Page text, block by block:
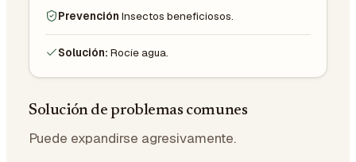
Prevención Insectos beneficiosos.
Solución: Rocíe agua.
Solución de problemas comunes
Puede expandirse agresivamente.